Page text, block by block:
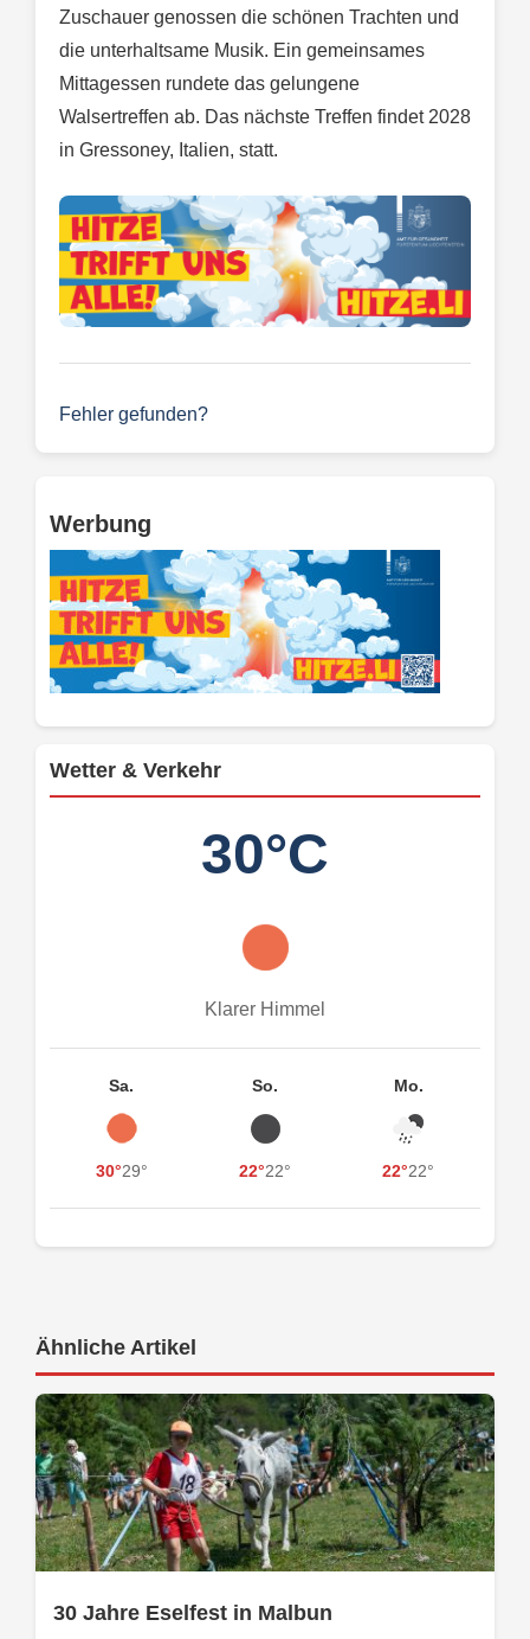
Zuschauer genossen die schönen Trachten und
die unterhaltsame Musik. Ein gemeinsames
Mittagessen rundete das gelungene
Walsertreffen ab. Das nächste Treffen findet 2028
in Gressoney, Italien, statt.
Fehler gefunden?
Werbung
Wetter & Verkehr
30°C
Klarer Himmel
Sa.
30°29°
So.
22°22°
Mo.
22°22°
Ähnliche Artikel
30 Jahre Eselfest in Malbun